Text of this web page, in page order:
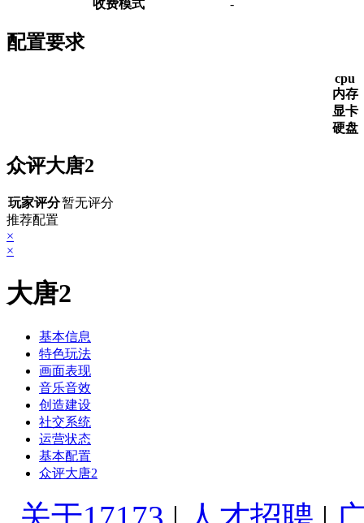
收费模式
-
配置要求
cpu
内存
显卡
硬盘
众评大唐2
玩家评分暂无评分
推荐配置
×
×
大唐2
基本信息
特色玩法
画面表现
音乐音效
创造建设
社交系统
运营状态
基本配置
众评大唐2